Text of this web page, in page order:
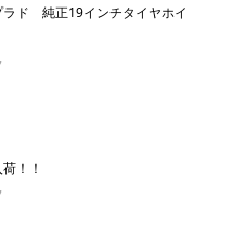
ラド 純正19インチタイヤホイ
！！